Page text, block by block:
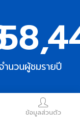
ข้อมูลส่วนตัว
ำนวนผู้ชมรายปี